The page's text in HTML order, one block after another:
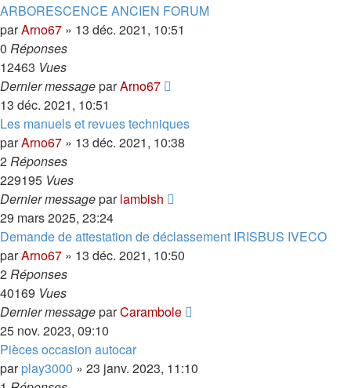
ARBORESCENCE ANCIEN FORUM
parArno67 » 13 déc. 2021, 10:51
0 Réponses
12463 Vues
Dernier messageparArno67
13 déc. 2021, 10:51
Les manuels et revues techniques
parArno67 » 13 déc. 2021, 10:38
2Réponses
229195 Vues
Dernier messageparlambish
29 mars 2025, 23:24
Demande de attestation de déclassement IRISBUS IVECO
parArno67 » 13 déc. 2021, 10:50
2Réponses
40169 Vues
Dernier messageparCarambole
25 nov. 2023, 09:10
Pièces occasion autocar
parplay3000 » 23 janv. 2023, 11:10